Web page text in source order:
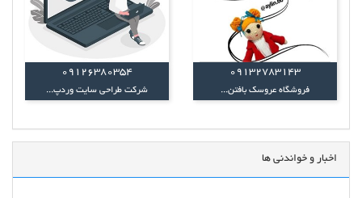
09132783143
فروشگاه عروسک بافتن...
09126380354
شرکت طراحی سایت وردپ...
اخبار و خواندنی ها